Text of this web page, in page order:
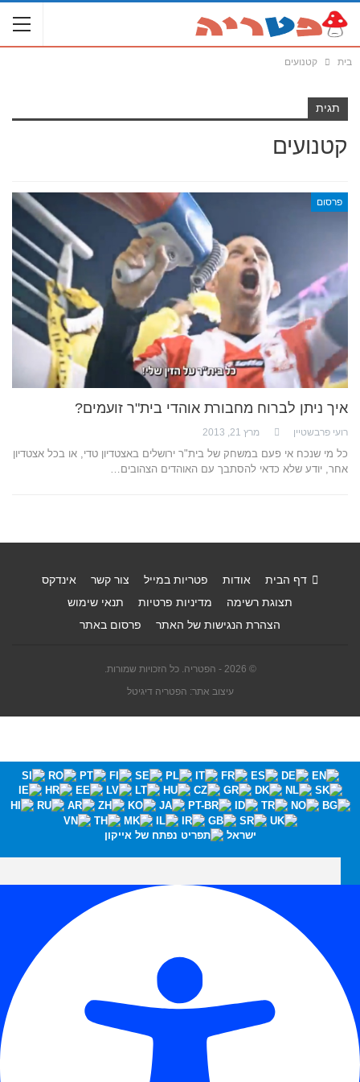
בית קטנועים
תגית
קטנועים
פרסום
איך ניתן לברוח מחבורת אוהדי בית"ר זועמים?
רועי פרבשטיין מרץ 21, 2013
כל מי שנכח אי פעם במשחק של בית"ר ירושלים באצטדיון טדי, או בכל אצטדיון
אחר, יודע שלא כדאי להסתבך עם האוהדים הצהובים…
דף הבית אודות פטריות במייל צור קשר
אינדקס
תצוגת רשימה
מדיניות פרטיות
תנאי שימוש
הצהרת הנגישות של האתר
פרסום באתר
© 2026 - הפטריה. כל הזכויות שמורות.
עיצוב אתר: הפטריה דיגיטל
ישראל